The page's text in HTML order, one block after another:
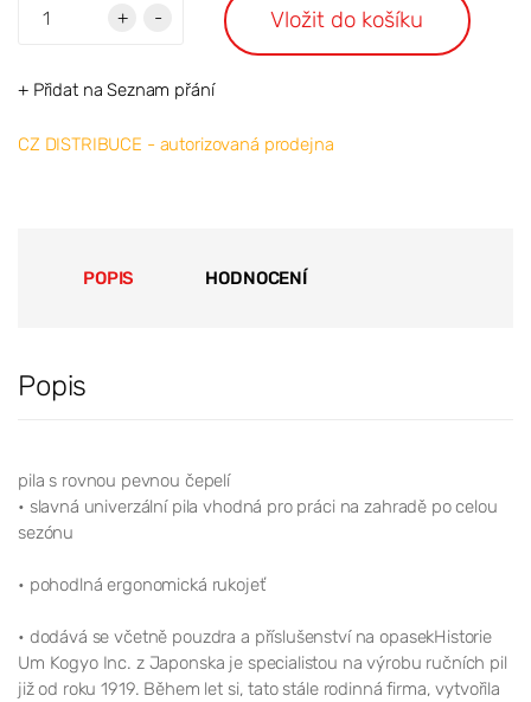
+
- Vložit do košíku
+ Přidat na Seznam přání
CZ DISTRIBUCE - autorizovaná prodejna
POPIS HODNOCENÍ
Popis
pila s rovnou pevnou čepelí
• slavná univerzální pila vhodná pro práci na zahradě po celou
sezónu
• pohodlná ergonomická rukojeť
• dodává se včetně pouzdra a příslušenství na opasekHistorie
Um Kogyo Inc. z Japonska je specialistou na výrobu ručních pil
již od roku 1919. Během let si, tato stále rodinná firma, vytvořila